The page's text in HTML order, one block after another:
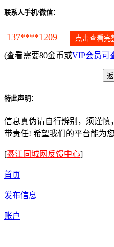
联系人手机/微信：
137****1209 点击查看完
(查看需要80金币或VIP会员可
特此声明：
信息真伪请自行辨别，须谨
带责任! 希望我们的平台能为
[綦江同城网反馈中心]
首页
发布信息
账户